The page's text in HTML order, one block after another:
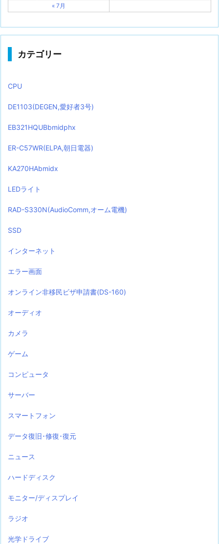
« 7月
カテゴリー
CPU
DE1103(DEGEN,愛好者3号)
EB321HQUBbmidphx
ER-C57WR(ELPA,朝日電器)
KA270HAbmidx
LEDライト
RAD-S330N(AudioComm,オーム電機)
SSD
インターネット
エラー画面
オンライン非移民ビザ申請書(DS-160)
オーディオ
カメラ
ゲーム
コンピュータ
サーバー
スマートフォン
データ復旧･修復･復元
ニュース
ハードディスク
モニター/ディスプレイ
ラジオ
光学ドライブ